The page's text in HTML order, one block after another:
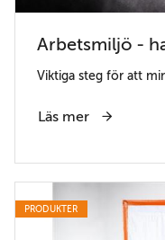
Arbetsmiljö -
Viktiga steg för att
Läs mer
PRODUKTER